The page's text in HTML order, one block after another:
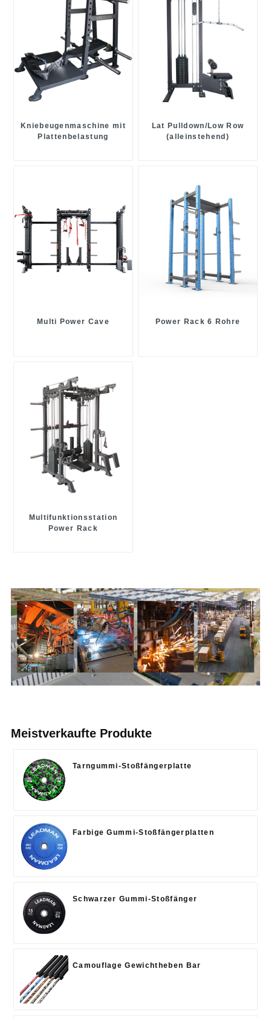
Kniebeugenmaschine mit
Plattenbelastung
Lat Pulldown/Low Row
(alleinstehend)
Multi Power Cave Power Rack 6 Rohre
Multifunktionsstation
Power Rack
Meistverkaufte Produkte
Tarngummi-Stoßfängerplatte
Farbige Gummi-Stoßfängerplatten
Schwarzer Gummi-Stoßfänger
Camouflage Gewichtheben Bar